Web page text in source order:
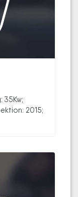
35Kw;
2015;